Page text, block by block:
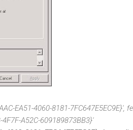
EA51-4060-8181-
A52C-609189873BB3}'